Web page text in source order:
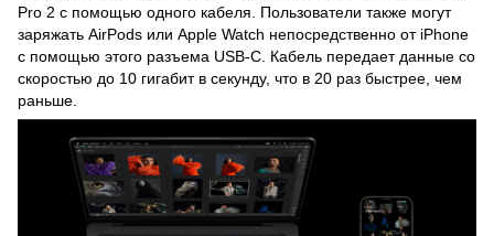
Pro 2 с помощью одного кабеля. Пользователи также могут
заряжать AirPods или Apple Watch непосредственно от iPhone
с помощью этого разъема USB-C. Кабель передает данные со
скоростью до 10 гигабит в секунду, что в 20 раз быстрее, чем
раньше.